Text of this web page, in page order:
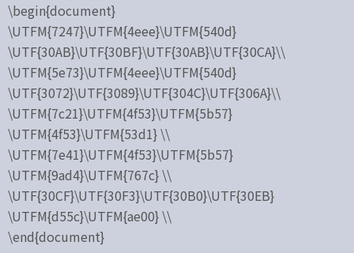
\begin{document}
\UTFM{7247}\UTFM{4eee}\UTFM{540d}
\UTF{30AB}\UTF{30BF}\UTF{30AB}\UTF{30CA}\\
\UTFM{5e73}\UTFM{4eee}\UTFM{540d}
\UTF{3072}\UTF{3089}\UTF{304C}\UTF{306A}\\
\UTFM{7c21}\UTFM{4f53}\UTFM{5b57}
\UTFM{4f53}\UTFM{53d1} \\
\UTFM{7e41}\UTFM{4f53}\UTFM{5b57}
\UTFM{9ad4}\UTFM{767c} \\
\UTF{30CF}\UTF{30F3}\UTF{30B0}\UTF{30EB}
\UTFM{d55c}\UTFM{ae00} \\
\end{document}